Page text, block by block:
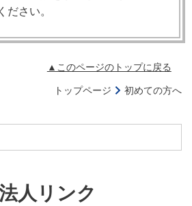
ださい。
▲このページのトップに戻る
トップページ 初めての方へ
人リンク